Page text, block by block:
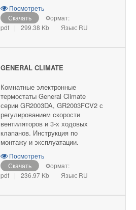
Посмотреть
Скачать
Формат:
pdf
| 299.38 Kb Язык: RU
GENERAL CLIMATE
Комнатные электронные
термостаты General Climate
серии GR2003DA, GR2003FCV2 с
регулированием скорости
вентиляторов и 3-х ходовых
клапанов. Инструкция по
монтажу и эксплуатации.
Посмотреть
Скачать
Формат:
pdf
| 236.97 Kb Язык: RU